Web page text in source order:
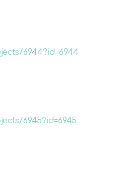
6944?id=6944
6945?id=6945